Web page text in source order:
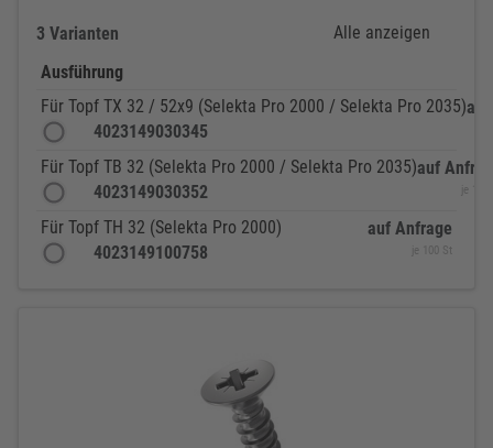
3 Varianten
Alle anzeigen
Ausführung
Für Topf TX 32 / 52x9 (Selekta Pro 2000 / Selekta Pro 2035)
4023149030345
Für Topf TB 32 (Selekta Pro 2000 / Selekta Pro 2035)
4023149030352
auf
je 100
Für Topf TH 32 (Selekta Pro 2000)
4023149100758
auf Anfrage
je 100 St